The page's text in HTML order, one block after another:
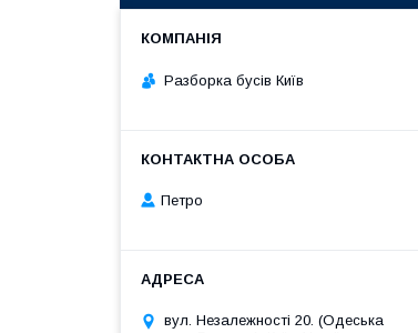
Разборка бусів Київ
Петро
вул. Незалежності 20. (Одеська